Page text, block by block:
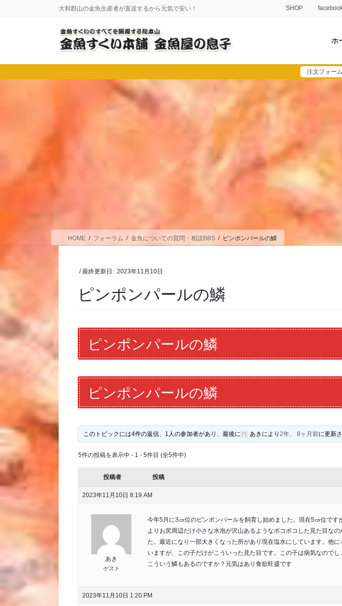
に
移
ョ
ン
大和郡山の金魚生産者が直送するから元気で安い！ SHOP
ホ
注文フォー
HOME フォーラム 金魚についての質問・相談BBS ピンポンパールの鱗
/ 最終更新日 :2023年11月10日
ピンポンパールの鱗
ピンポンパールの鱗
ピンポンパールの鱗
このトピックには4件の返信、1人の参加者があり、最後に あき により 2年、 8ヶ月前に更新
5件の投稿を表示中 - 1 - 5件目 (全5件中)
投稿者 投稿
2023年11月10日 8:19 AM
あき
ゲスト
今年5月に3㎝位のピンポンパールを飼育し始めました。現在5㎝位です
よりお尻周辺だけ小さな水泡が沢山あるようなボコボコした見た目なの
た。最近になり一部大きくなった所があり現在塩水にしています。他
いますが、この子だけがこういった見た目です。この子は病気なのでし
こういう鱗もあるのですか？元気はあり食欲旺盛です
2023年11月10日 1:20 PM